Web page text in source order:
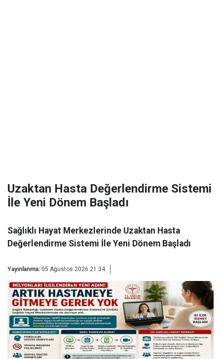
Uzaktan Hasta Değerlendirme Sistemi
İle Yeni Dönem Başladı
Sağlıklı Hayat Merkezlerinde Uzaktan Hasta
Değerlendirme Sistemi İle Yeni Dönem Başladı
Yayınlanma: 05 Ağustos 2026 21:34